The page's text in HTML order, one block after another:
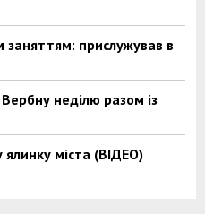
заняттям: прислужував в
неділю разом із
ялинку міста (ВІДЕО)